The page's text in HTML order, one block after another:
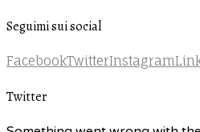
Seguimi sui social
FacebookTwitterInstagram
Twitter